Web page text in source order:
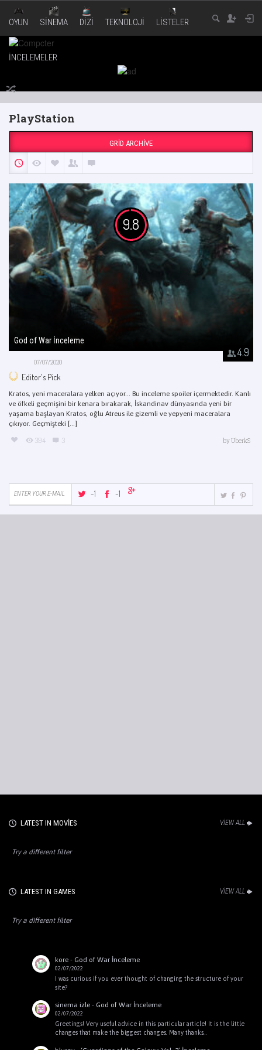
OYUN SINEMA DIZI TEKNOLOJI LISTELER
İNCELEMELER
PlayStation
GRID ARCHIVE
9.8
4.9
God of War İnceleme
07/07/2020
Editor's Pick
Kratos, yeni maceralara yelken açıyor… Bu inceleme spoiler içermektedir. Kanlı
ve öfkeli geçmişini bir kenara bırakarak, İskandinav dünyasında yeni bir
yaşama başlayan Kratos, oğlu Atreus ile gizemli ve yepyeni maceralara
çıkıyor. Geçmişteki [...]
394 3 byUberkS
-1 -1
LATEST IN MOVIES VIEW ALL
Try a different filter
LATEST IN GAMES VIEW ALL
Try a different filter
kore - God of War İnceleme
02/07/2022
I was curious if you ever thought of changing the structure of your
site?
sinema izle - God of War İnceleme
02/07/2022
Greetings! Very useful advice in this particular article! It is the little
changes that make the biggest changes. Many thanks…